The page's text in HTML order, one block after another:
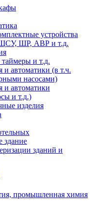
устройства
ШР, АВР и т.д.
и т.д.
автоматики (в т.ч.
насосами)
автоматики
и т.д.)
изделия
здание
зданий и
промышленная химия